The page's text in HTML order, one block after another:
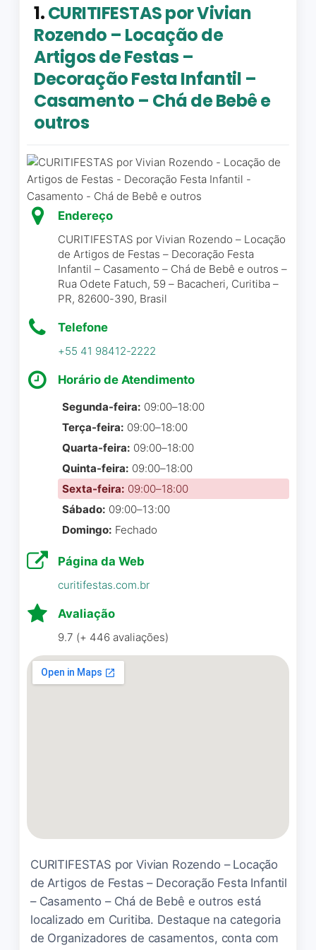
1.CURITIFESTAS por Vivian
Rozendo – Locação de
Artigos de Festas –
Decoração Festa Infantil –
Casamento – Chá de Bebê e
outros
Endereço
CURITIFESTAS por Vivian Rozendo – Locação
de Artigos de Festas – Decoração Festa
Infantil – Casamento – Chá de Bebê e outros –
Rua Odete Fatuch, 59 – Bacacheri, Curitiba –
PR, 82600-390, Brasil
Telefone
+55 41 98412-2222
Horário de Atendimento
Segunda-feira: 09:00–18:00
Terça-feira: 09:00–18:00
Quarta-feira: 09:00–18:00
Quinta-feira: 09:00–18:00
Sexta-feira: 09:00–18:00
Sábado: 09:00–13:00
Domingo: Fechado
Página da Web
curitifestas.com.br
Avaliação
9.7 (+ 446 avaliações)
CURITIFESTAS por Vivian Rozendo – Locação
de Artigos de Festas – Decoração Festa Infantil
– Casamento – Chá de Bebê e outros está
localizado em Curitiba. Destaque na categoria
de Organizadores de casamentos, conta com